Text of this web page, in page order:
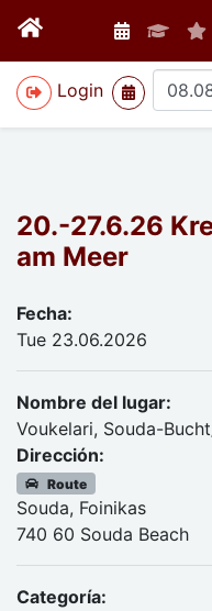
Login
>
20.-27.6.26
am Meer
Fecha:
Tue 23.06.2026
Nombre del lugar:
Voukelari, Souda-
Dirección:
Route
Souda, Foinikas
740 60 Souda Beach
Categoría: